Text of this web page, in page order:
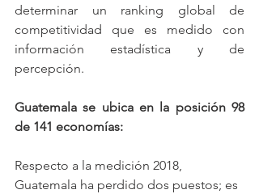
determinar un ranking global de
competitividad que es medido con
información estadística y de
percepción.
Guatemala se ubica en la posición 98
de 141 economías:
Respecto a la medición 2018,
Guatemala ha perdido dos puestos; es